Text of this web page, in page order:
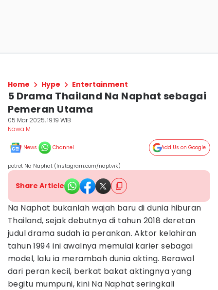
Home Hype Entertainment
5 Drama Thailand Na Naphat sebagai
Pemeran Utama
05 Mar 2025, 19:19 WIB
Nawa M
News Channel Add Us on Google
potret Na Naphat (Instagram.com/naptvik)
Share Article
Na Naphat bukanlah wajah baru di dunia hiburan
Thailand, sejak debutnya di tahun 2018 deretan
judul drama sudah ia perankan. Aktor kelahiran
tahun 1994 ini awalnya memulai karier sebagai
model, lalu ia merambah dunia akting. Berawal
dari peran kecil, berkat bakat aktingnya yang
begitu mumpuni, kini Na Naphat seringkali